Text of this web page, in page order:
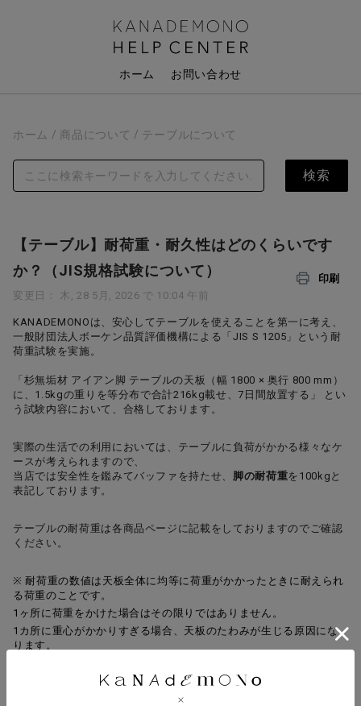
ホーム お問い合わせ
ホーム 商品について テーブルについて
【テーブル】耐荷重・耐久性はどのくらいです
か？（JIS規格試験について）
印刷
変更日： 木, 28 5月, 2026 で 10:04 午前
KANADEMONOは、安心してテーブルを使えることを第一に考え、
一般財団法人ボーケン品質評価機構による「JIS S 1205」という耐
荷重試験を実施。
「杉無垢材 アイアン脚 テーブルの天板（幅 1800 × 奥行 800 mm）
に、1.5kgの重りを等分布で合計216kg載せ、7日間放置する」 とい
う試験内容において、合格しております。
実際の生活での利用においては、テーブルに負荷がかかる様々なケ
ースが考えられますので、
当店では安全性を鑑みてバッファを持たせ、 脚の耐荷重を100kgと
表記しております。
テーブルの耐荷重は各商品ページに記載をしておりますのでご確認
ください。
※ 耐荷重の数値は天板全体に均等に荷重がかかったときに耐えられ
る荷重のことです。
1ヶ所に荷重をかけた場合はその限りではありません。
1カ所に重心がかかりすぎる場合、天板のたわみが生じる原因にな
ります。
のあたりに配置することを推奨します。